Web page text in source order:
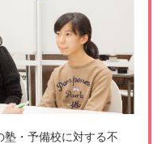
・予備校に対する不